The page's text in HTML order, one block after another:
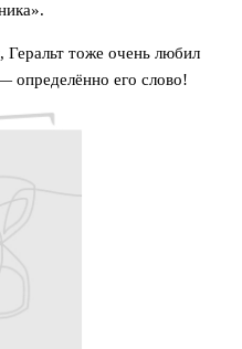
Геральт тоже очень любил
определённо его слово!